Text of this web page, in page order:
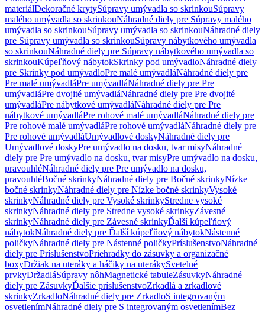
materiálDekoračné krytySúpravy umývadla so skrinkouSúpravy
malého umývadla so skrinkouNáhradné diely pre Súpravy malého
umývadla so skrinkouSúpravy umývadla so skrinkouNáhradné diely
pre Súpravy umývadla so skrinkouSúpravy nábytkového umývadla
so skrinkouNáhradné diely pre Súpravy nábytkového umývadla so
skrinkouKúpeľňový nábytokSkrinky pod umývadloNáhradné diely
pre Skrinky pod umývadloPre malé umývadláNáhradné diely pre
Pre malé umývadláPre umývadláNáhradné diely pre Pre
umývadláPre dvojité umývadláNáhradné diely pre Pre dvojité
umývadláPre nábytkové umývadláNáhradné diely pre Pre
nábytkové umývadláPre rohové malé umývadláNáhradné diely pre
Pre rohové malé umývadláPre rohové umývadláNáhradné diely pre
Pre rohové umývadláUmývadlové doskyNáhradné diely pre
Umývadlové doskyPre umývadlo na dosku, tvar misyNáhradné
diely pre Pre umývadlo na dosku, tvar misyPre umývadlo na dosku,
pravouhléNáhradné diely pre Pre umývadlo na dosku,
pravouhléBočné skrinkyNáhradné diely pre Bočné skrinkyNízke
bočné skrinkyNáhradné diely pre Nízke bočné skrinkyVysoké
skrinkyNáhradné diely pre Vysoké skrinkyStredne vysoké
skrinkyNáhradné diely pre Stredne vysoké skrinkyZávesné
skrinkyNáhradné diely pre Závesné skrinkyĎalší kúpeľňový
nábytokNáhradné diely pre Ďalší kúpeľňový nábytokNástenné
poličkyNáhradné diely pre Nástenné poličkyPríslušenstvoNáhradné
diely pre PríslušenstvoPriehradky do zásuvky a organizačné
boxyDržiak na uteráky a háčiky na uterákySvetelné
prvkyDržadláSúpravy nôhMagnetické tabuleZásuvkyNáhradné
diely pre ZásuvkyĎalšie príslušenstvoZrkadlá a zrkadlové
skrinkyZrkadloNáhradné diely pre ZrkadloS integrovaným
osvetlenímNáhradné diely pre S integrovaným osvetlenímBez